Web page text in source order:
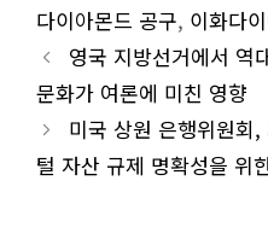
다이아몬드 공구, 이화다
영국 지방선거에서 역
문화가 여론에 미친 영향
미국 상원 은행위원회
털 자산 규제 명확성을 위